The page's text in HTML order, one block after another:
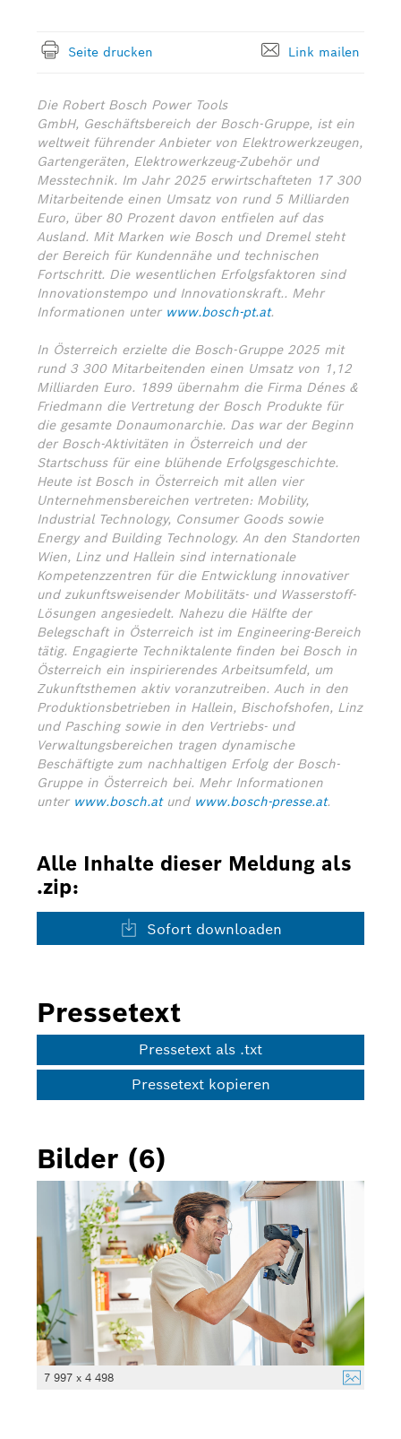
Seite drucken Link mailen
Die Robert Bosch Power Tools
GmbH, Geschäftsbereich der Bosch-Gruppe, ist ein
weltweit führender Anbieter von Elektrowerkzeugen,
Gartengeräten, Elektrowerkzeug-Zubehör und
Messtechnik. Im Jahr 2025 erwirtschafteten 17 300
Mitarbeitende einen Umsatz von rund 5 Milliarden
Euro, über 80 Prozent davon entfielen auf das
Ausland. Mit Marken wie Bosch und Dremel steht
der Bereich für Kundennähe und technischen
Fortschritt. Die wesentlichen Erfolgsfaktoren sind
Innovationstempo und Innovationskraft.. Mehr
Informationen unter www.bosch-pt.at.
In Österreich erzielte die Bosch-Gruppe 2025 mit
rund 3 300 Mitarbeitenden einen Umsatz von 1,12
Milliarden Euro. 1899 übernahm die Firma Dénes &
Friedmann die Vertretung der Bosch Produkte für
die gesamte Donaumonarchie. Das war der Beginn
der Bosch-Aktivitäten in Österreich und der
Startschuss für eine blühende Erfolgsgeschichte.
Heute ist Bosch in Österreich mit allen vier
Unternehmensbereichen vertreten: Mobility,
Industrial Technology, Consumer Goods sowie
Energy and Building Technology. An den Standorten
Wien, Linz und Hallein sind internationale
Kompetenzzentren für die Entwicklung innovativer
und zukunftsweisender Mobilitäts- und Wasserstoff-
Lösungen angesiedelt. Nahezu die Hälfte der
Belegschaft in Österreich ist im Engineering-Bereich
tätig. Engagierte Techniktalente finden bei Bosch in
Österreich ein inspirierendes Arbeitsumfeld, um
Zukunftsthemen aktiv voranzutreiben. Auch in den
Produktionsbetrieben in Hallein, Bischofshofen, Linz
und Pasching sowie in den Vertriebs- und
Verwaltungsbereichen tragen dynamische
Beschäftigte zum nachhaltigen Erfolg der Bosch-
Gruppe in Österreich bei. Mehr Informationen
unter www.bosch.atund www.bosch-presse.at.
Alle Inhalte dieser Meldung als
.zip:
Sofort downloaden
Pressetext
Pressetext als .txt
Pressetext kopieren
Bilder (6)
7 997 x 4 498